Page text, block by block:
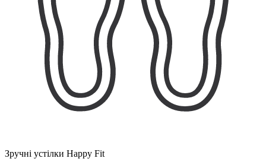
Зручні устілки Happy Fit